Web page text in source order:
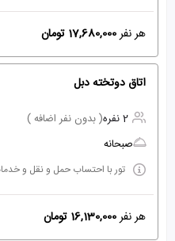
هر نفر17,680,000 تومان
اتاق دوتخته دبل
2 نفره
( بدون نفر اضافه )
صبحانه
تور با احتساب حمل و نقل و
هر نفر16,130,000 تومان